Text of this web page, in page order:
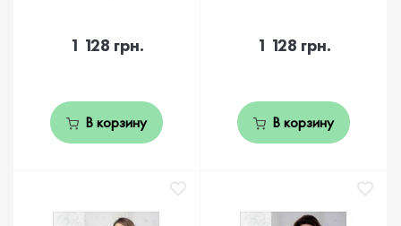
1 128 грн.
В корзину
1 128 грн.
В корзину